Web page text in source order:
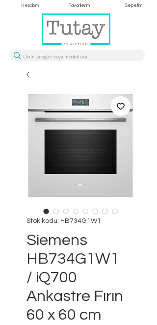
Hesabım Favorilerim Sepetim
Stok kodu: HB734G1W1
Siemens
HB734G1W1
/ iQ700
Ankastre Fırın
60 x 60 cm